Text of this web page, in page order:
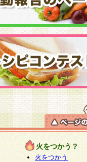
火をつかう？
火をつかう